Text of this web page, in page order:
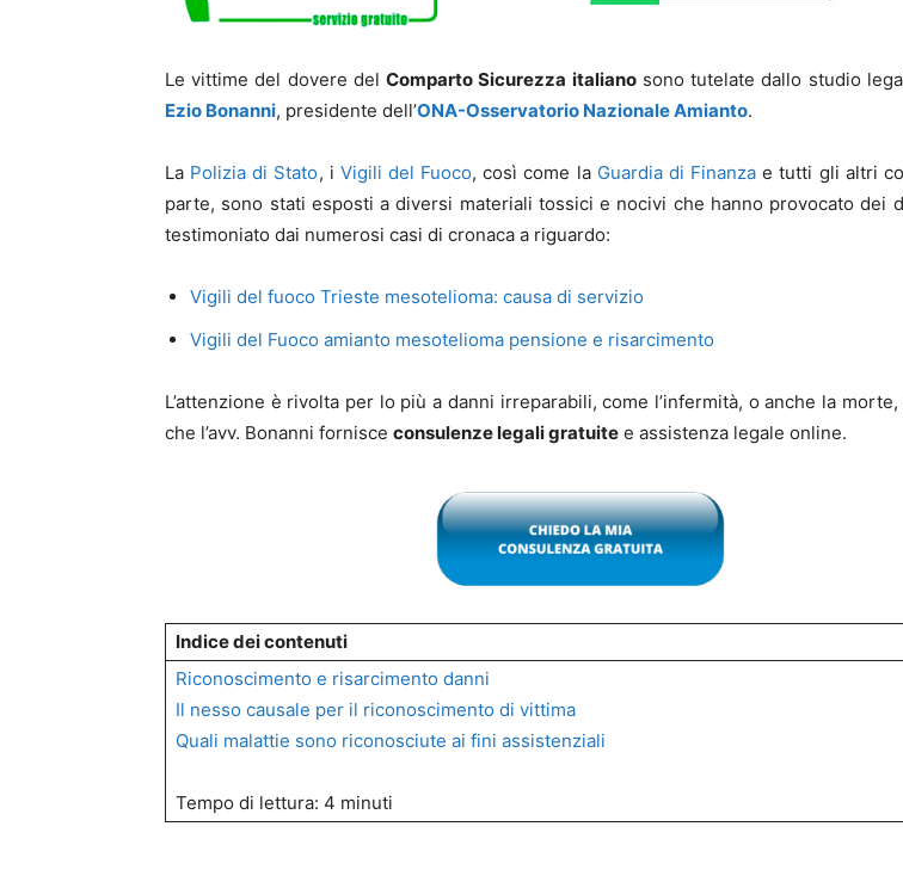
Le vittime del dovere delComparto Sicurezza italianosono tutelate dallo studio
Ezio Bonanni, presidente dell’ONA-Osservatorio Nazionale Amianto.
La Polizia di Stato, i Vigili del Fuoco, così come la Guardia di Finanza e tutti gli altri
parte, sono stati esposti a diversi materiali tossici e nocivi che hanno provocato dei
testimoniato dai numerosi casi di cronaca a riguardo:
Vigili del fuoco Trieste mesotelioma: causa di servizio
Vigili del Fuoco amianto mesotelioma pensione e risarcimento
L’attenzione è rivolta per lo più a danni irreparabili, come l’infermità, o anche la
che l’avv. Bonanni fornisce consulenze legali gratuite e assistenza legale online.
Indice dei contenuti
Riconoscimento e risarcimento danni
Il nesso causale per il riconoscimento di vittima
Quali malattie sono riconosciute ai fini assistenziali
Tempo di lettura: 4 minuti